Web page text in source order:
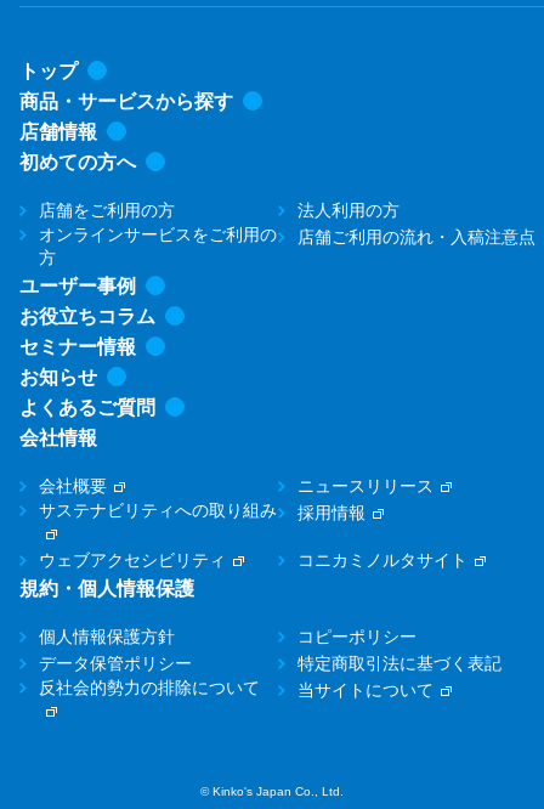
トップ
商品・サービスから探す
店舗情報
初めての方へ
店舗をご利用の方
法人利用の方
オンラインサービスをご利用の
方
店舗ご利用の流れ・入稿注意点
ユーザー事例
お役立ちコラム
セミナー情報
お知らせ
よくあるご質問
会社情報
会社概要
ニュースリリース
サステナビリティへの取り組み
採用情報
ウェブアクセシビリティ コニカミノルタサイト
規約・個人情報保護
個人情報保護方針
コピーポリシー
データ保管ポリシー
特定商取引法に基づく表記
反社会的勢力の排除について
当サイトについて
© Kinko's Japan Co., Ltd.